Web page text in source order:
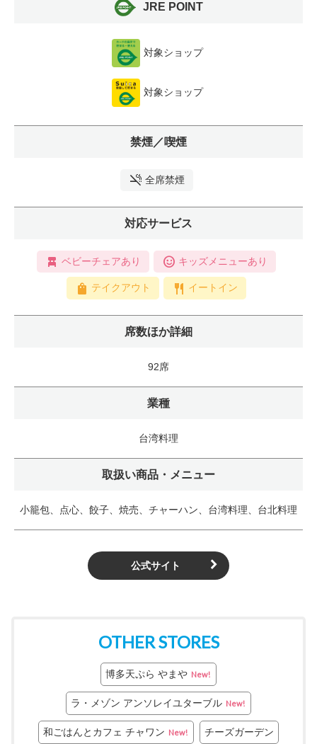
JRE POINT
対象ショップ
対象ショップ
禁煙／喫煙
全席禁煙
対応サービス
ベビーチェアあり キッズメニューあり
テイクアウト イートイン
席数ほか詳細
92席
業種
台湾料理
取扱い商品・メニュー
小籠包、点心、餃子、焼売、チャーハン、台湾料理、台北料理
公式サイト
OTHER STORES
博多天ぷら やまや New!
ラ・メゾン アンソレイユターブル New!
和ごはんとカフェ チャワン New! チーズガーデン